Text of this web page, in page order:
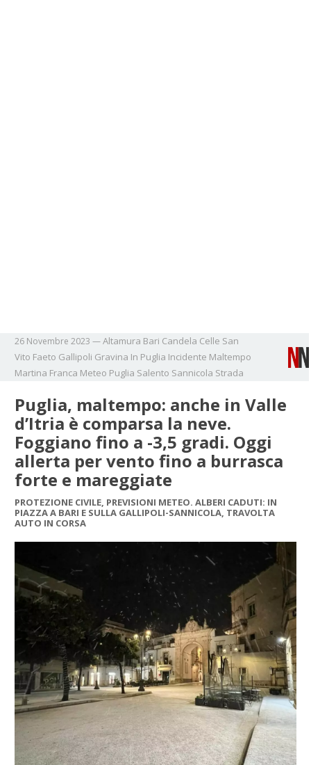
26 Novembre 2023 —Altamura Bari Candela Celle San
Vito Faeto Gallipoli Gravina In Puglia Incidente Maltempo
Martina Franca Meteo Puglia Salento Sannicola Strada
Puglia, maltempo: anche in Valle
d’Itria è comparsa la neve.
Foggiano fino a -3,5 gradi. Oggi
allerta per vento fino a burrasca
forte e mareggiate
PROTEZIONE CIVILE, PREVISIONI METEO. ALBERI CADUTI: IN
PIAZZA A BARI E SULLA GALLIPOLI-SANNICOLA, TRAVOLTA
AUTO IN CORSA